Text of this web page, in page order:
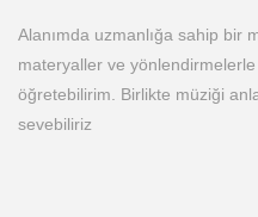
Alanımda uzmanlığa sahip bir
materyaller ve
öğretebilirim. Birlikte müziği
sevebiliriz